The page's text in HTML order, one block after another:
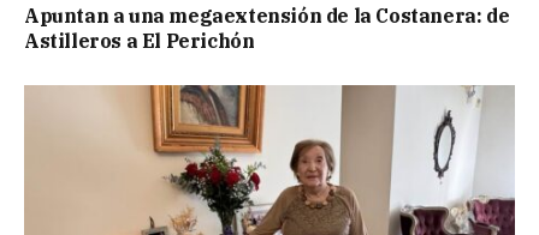
Apuntan a una megaextensión de la Costanera: de
Astilleros a El Perichón